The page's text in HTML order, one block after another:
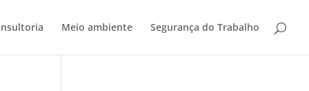
Meio ambiente Segurança do Trabalho